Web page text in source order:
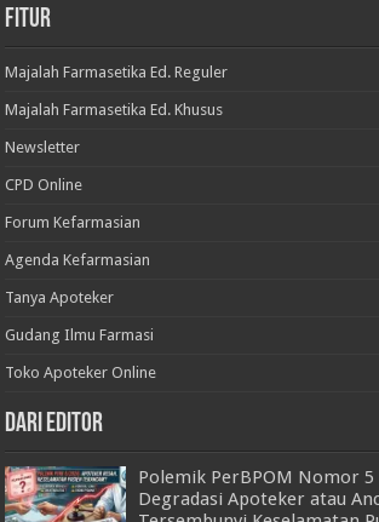
Fitur
Majalah Farmasetika Ed. Reguler
Majalah Farmasetika Ed. Khusus
Newsletter
CPD Online
Forum Kefarmasian
Agenda Kefarmasian
Tanya Apoteker
Gudang Ilmu Farmasi
Toko Apoteker Online
Dari Editor
Polemik PerBPOM Nomor 5
Degradasi Apoteker atau